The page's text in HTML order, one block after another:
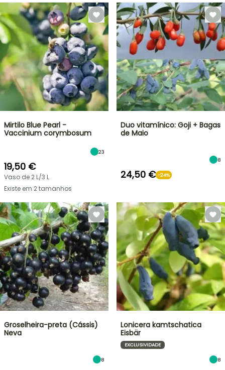
Mirtilo Blue Pearl -
Vaccinium corymbosum
23
19,50 €
Vaso de 2 L/3 L
Existe em 2 tamanhos
Duo vitamínico: Goji + Bagas
de Maio
8
24,50 € -24%
Groselheira-preta (Cássis)
Neva
8
Lonicera kamtschatica
Eisbär
EXCLUSIVIDADE
8